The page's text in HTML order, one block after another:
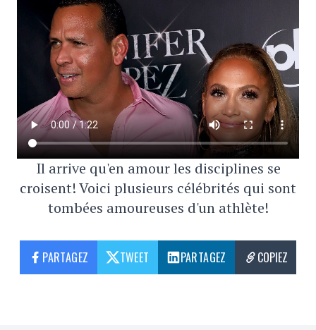
Il arrive qu'en amour les disciplines se
croisent! Voici plusieurs célébrités qui sont
tombées amoureuses d'un athlète!
PARTAGEZ TWEET PARTAGEZ COPIEZ